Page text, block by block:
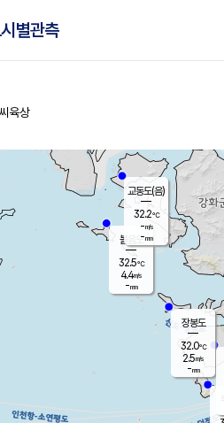
별관측
육상
볼음도
32.5℃
4.4m/s
-mm
장봉도
32.0℃
2.5m/s
-mm
교동도(음)
32.2℃
-m/s
-mm